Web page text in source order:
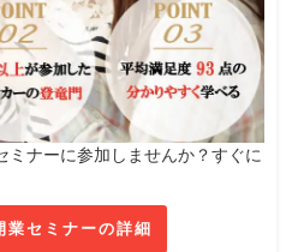
ミナーに参加しませんか？すぐに
業セミナーの詳細